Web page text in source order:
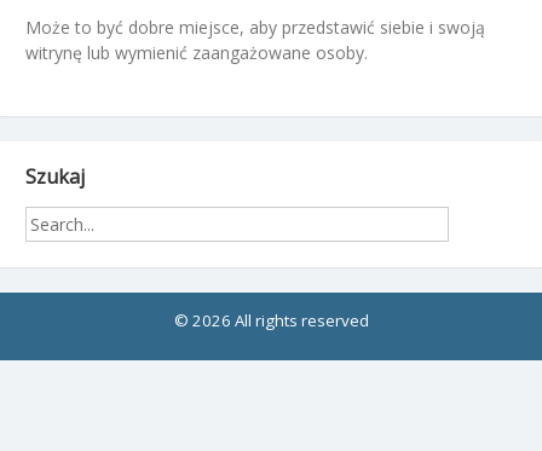
Może to być dobre miejsce, aby przedstawić siebie i swoją
witrynę lub wymienić zaangażowane osoby.
Szukaj
© 2026 All rights reserved